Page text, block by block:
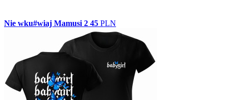
Nie wku#wiaj Mamusi 2 45 PLN